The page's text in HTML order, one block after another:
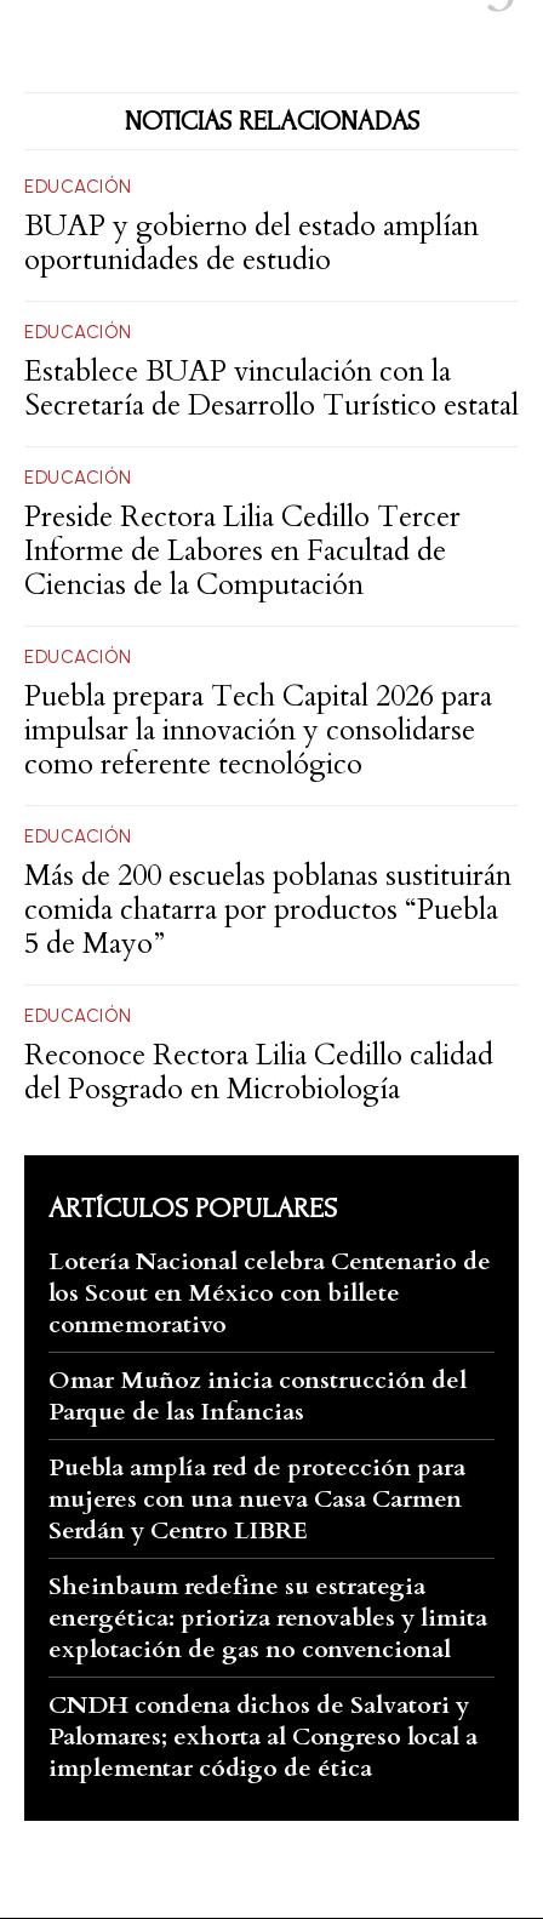
NOTICIAS RELACIONADAS
EDUCACIÓN
BUAP y gobierno del estado amplían
oportunidades de estudio
EDUCACIÓN
Establece BUAP vinculación con la
Secretaría de Desarrollo Turístico estatal
EDUCACIÓN
Preside Rectora Lilia Cedillo Tercer
Informe de Labores en Facultad de
Ciencias de la Computación
EDUCACIÓN
Puebla prepara Tech Capital 2026 para
impulsar la innovación y consolidarse
como referente tecnológico
EDUCACIÓN
Más de 200 escuelas poblanas sustituirán
comida chatarra por productos “Puebla
5 de Mayo”
EDUCACIÓN
Reconoce Rectora Lilia Cedillo calidad
del Posgrado en Microbiología
ARTÍCULOS POPULARES
Lotería Nacional celebra Centenario de
los Scout en México con billete
conmemorativo
Omar Muñoz inicia construcción del
Parque de las Infancias
Puebla amplía red de protección para
mujeres con una nueva Casa Carmen
Serdán y Centro LIBRE
Sheinbaum redefine su estrategia
energética: prioriza renovables y limita
explotación de gas no convencional
CNDH condena dichos de Salvatori y
Palomares; exhorta al Congreso local a
implementar código de ética